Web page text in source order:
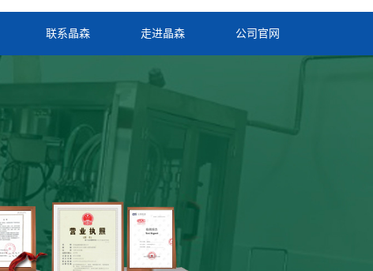
联系晶森 走进晶森 公司官网